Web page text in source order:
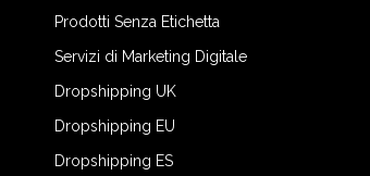
Prodotti Senza Etichetta
Servizi di Marketing Digitale
Dropshipping UK
Dropshipping EU
Dropshipping ES